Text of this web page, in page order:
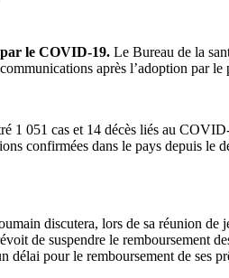
par le COVID-19. Le Bureau de la
après l’adoption par
1 051 cas et 14 décès liés au
confirmées dans le pays depuis
discutera, lors de sa réunion de
de suspendre le remboursement
pour le remboursement de ses